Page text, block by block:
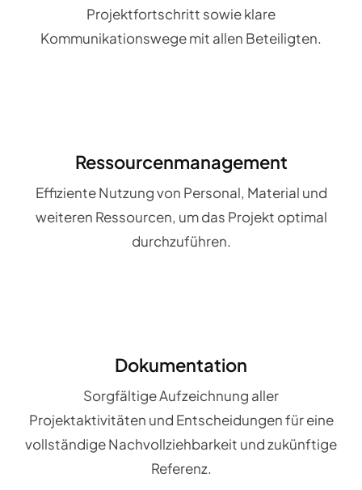
Projektfortschritt sowie klare
Kommunikationswege mit allen Beteiligten.
Ressourcenmanagement
Effiziente Nutzung von Personal, Material und
weiteren Ressourcen, um das Projekt optimal
durchzuführen.
Dokumentation
Sorgfältige Aufzeichnung aller
Projektaktivitäten und Entscheidungen für eine
vollständige Nachvollziehbarkeit und zukünftige
Referenz.